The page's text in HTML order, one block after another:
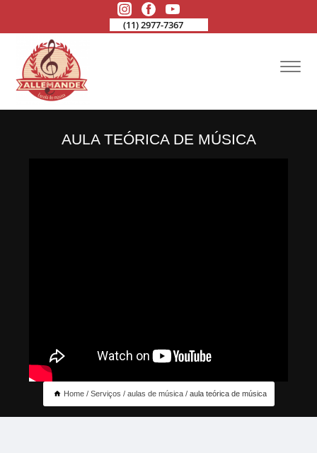
(11) 2977-7367
AULA TEÓRICA DE MÚSICA
Home Serviços aulas de música aula teórica de música